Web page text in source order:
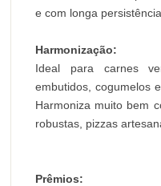
e com longa
Harmonização:
Ideal para carnes
embutidos, cogumelos
Harmoniza muito bem
robustas, pizzas
Prêmios: